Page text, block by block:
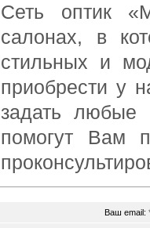
Сеть оптик
салонах, в
стильных и
приобрести у
задать любые
помогут Вам
Ваш email: